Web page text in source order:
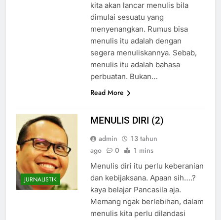
kita akan lancar menulis bila
dimulai sesuatu yang
menyenangkan. Rumus bisa
menulis itu adalah dengan
segera menuliskannya. Sebab,
menulis itu adalah bahasa
perbuatan. Bukan…
Read More
JURNALISTIK
MENULIS DIRI (2)
admin
13 tahun
ago
0 1 mins
Menulis diri itu perlu keberanian
dan kebijaksana. Apaan sih….?
kaya belajar Pancasila aja.
Memang ngak berlebihan, dalam
menulis kita perlu dilandasi